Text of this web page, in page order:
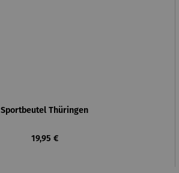
Sportbeutel Thüringen
Regulärer Preis:
19,95 €